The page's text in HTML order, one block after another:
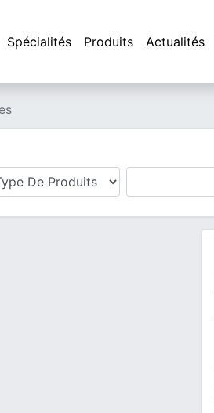
Spécialités Produits Actualités